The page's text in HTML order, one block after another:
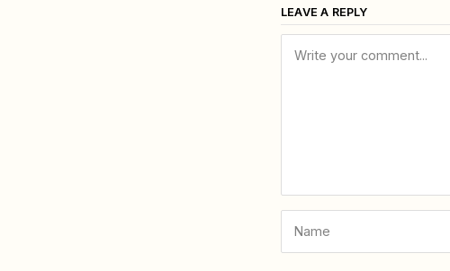
LEAVE A REPLY